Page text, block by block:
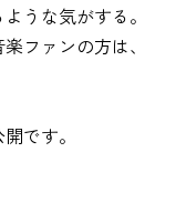
うな気がする。
ファンの方は、
です。